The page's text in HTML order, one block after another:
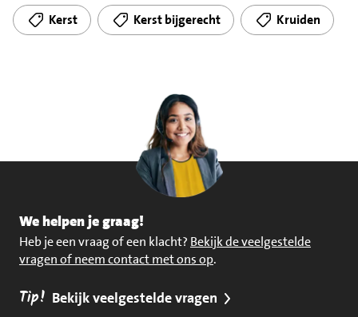
Kerst Kerst bijgerecht Kruiden
We helpen je graag!
Heb je een vraag of een klacht? Bekijk de veelgestelde
vragen of neem contact met ons op.
Tip! Bekijk veelgestelde vragen